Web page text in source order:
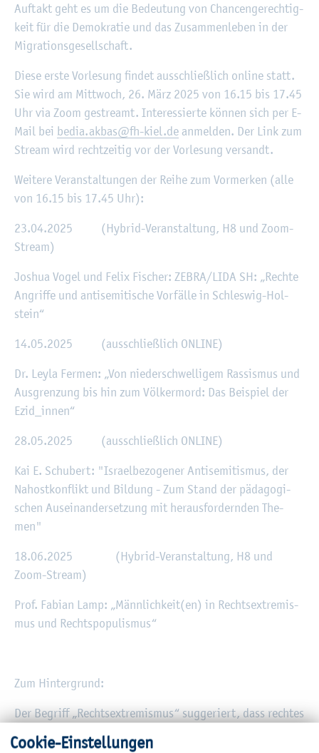
Auf­takt geht es um die Be­deu­tung von Chan­cen­ge­rech­tig­
keit für die De­mo­kra­tie und das Zu­sam­men­le­ben in der
Mi­gra­ti­ons­ge­sell­schaft.
Diese erste Vor­le­sung fin­det aus­schlie­ß­lich on­line statt.
Sie wird am Mitt­woch, 26. März 2025 von 16.15 bis 17.45
Uhr via Zoom ge­streamt. In­ter­es­sier­te kön­nen sich per E-
Mail bei bedia.​akbas@​fh-​kiel.​de an­mel­den. Der Link zum
Stream wird recht­zei­tig vor der Vor­le­sung ver­sandt.
Wei­te­re Ver­an­stal­tun­gen der Reihe zum Vor­mer­ken (alle
von 16.15 bis 17.45 Uhr):
23.04.2025 (Hy­brid-Ver­an­stal­tung, H8 und Zoom-
Stream)
Jo­shua Vogel und Felix Fi­scher: ZEBRA/LIDA SH: „Rech­te
An­grif­fe und an­ti­se­mi­ti­sche Vor­fäl­le in Schles­wig-Hol­
stein“
14.05.2025 (aus­schlie­ß­lich ON­LINE)
Dr. Leyla Fer­men: „Von nie­der­schwel­li­gem Ras­sis­mus und
Aus­gren­zung bis hin zum Völ­ker­mord: Das Bei­spiel der
Ezi­d_in­nen“
28.05.2025 (aus­schlie­ß­lich ON­LINE)
Kai E. Schu­bert: "Is­ra­el­be­zo­ge­ner An­ti­se­mi­tis­mus, der
Nah­ost­kon­flikt und Bil­dung - Zum Stand der päd­ago­gi­
schen Aus­ein­an­der­set­zung mit her­aus­for­dern­den The­
men"
18.06.2025 (Hy­brid-Ver­an­stal­tung, H8 und
Zoom-Stream)
Prof. Fa­bi­an Lamp: „Männ­lich­keit(en) in Rechts­ex­tre­mis­
mus und Rechts­po­pu­lis­mus“
Zum Hin­ter­grund:
Der Be­griff „Rechts­ex­tre­mis­mus“ sug­ge­riert, dass rech­tes
lich ein Phä­no­men an den ge­sell­schaft­li­chen Rän­dern ist.
Coo­kie-Ein­stel­lun­gen